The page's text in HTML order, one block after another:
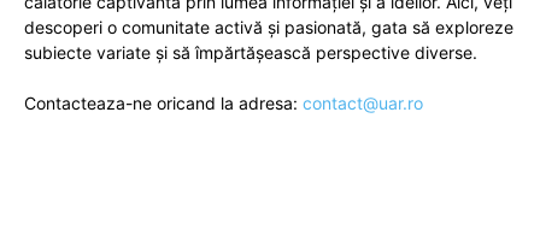
descoperi o comunitate activă și pasionată, gata să exploreze
subiecte variate și să împărtășească perspective diverse.
Contacteaza-ne oricand la adresa: contact@uar.ro